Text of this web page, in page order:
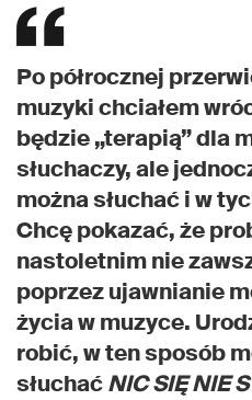
Po półrocznej
muzyki chciałem
będzie „terapią” dla
słuchaczy, ale
można słuchać i w
Chcę pokazać, że
nastoletnim nie
poprzez ujawnianie
życia w muzyce.
robić, w ten sposób
słuchaćNIC SIĘ NIE